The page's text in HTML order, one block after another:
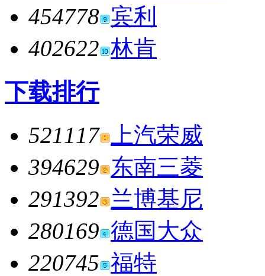
454778 宾利
402622 林肯
下载排行
521117
上汽荣威
394629 东南三菱
291392 兰博基尼
280169 德国大众
220745 福特